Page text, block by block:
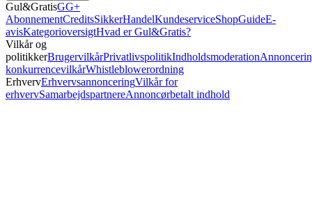
Gul&GratisGG+
AbonnementCreditsSikkerHandelKundeserviceShopGuideE-
avisKategorioversigtHvad er Gul&Gratis?
Vilkår og
politikkerBrugervilkårPrivatlivspolitikIndholdsmoderation
konkurrencevilkårWhistleblowerordning
ErhvervErhvervsannonceringVilkår for
erhvervSamarbejdspartnereAnnoncørbetalt indhold